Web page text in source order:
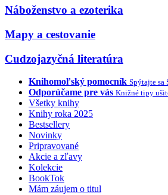
Náboženstvo a ezoterika
Mapy a cestovanie
Cudzojazyčná literatúra
Knihomoľský pomocník Spýtajte sa
Odporúčame pre vás Knižné tipy
Všetky knihy
Knihy roka 2025
Bestsellery
Novinky
Pripravované
Akcie a zľavy
Kolekcie
BookTok
Mám záujem o titul